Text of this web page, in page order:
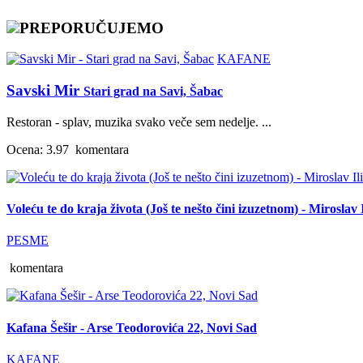
PREPORUČUJEMO
KAFANE
Savski Mir Stari grad na Savi, Šabac
Restoran - splav, muzika svako veče sem nedelje. ...
Ocena: 3.97 komentara
Voleću te do kraja života (Još te nešto čini izuzetnom) - Miroslav
PESME
komentara
Kafana Šešir - Arse Teodorovića 22, Novi Sad
KAFANE